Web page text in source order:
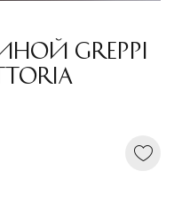
GREPPI